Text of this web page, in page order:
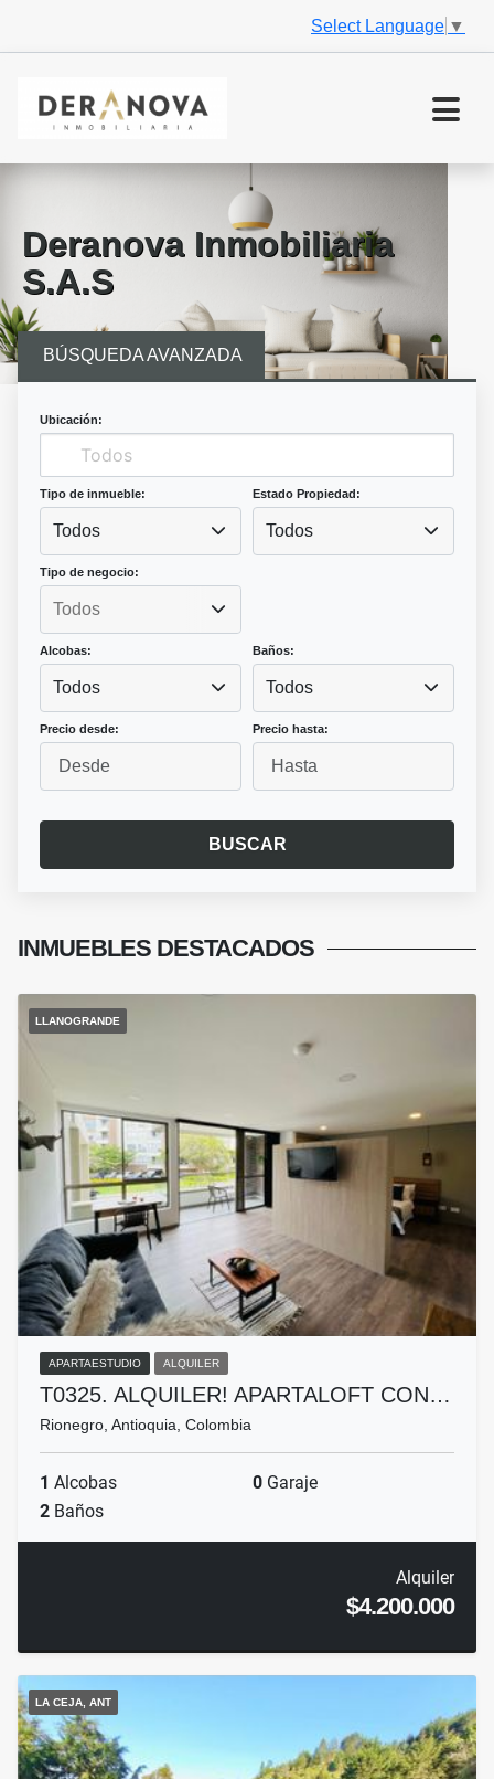
Select Language ▼
Deranova Inmobiliaria
S.A.S
BÚSQUEDA AVANZADA
Ubicación:
Tipo de inmueble:
Todos
Estado Propiedad:
Todos
Tipo de negocio:
Alcobas:
Todos
Baños:
Todos
Precio desde: Precio hasta:
BUSCAR
INMUEBLES DESTACADOS
LLANOGRANDE
APARTAESTUDIO ALQUILER
T0325. ALQUILER! APARTALOFT CON…
Rionegro, Antioquia, Colombia
1 Alcobas 0 Garaje
2 Baños
Alquiler
$4.200.000
LA CEJA, ANT